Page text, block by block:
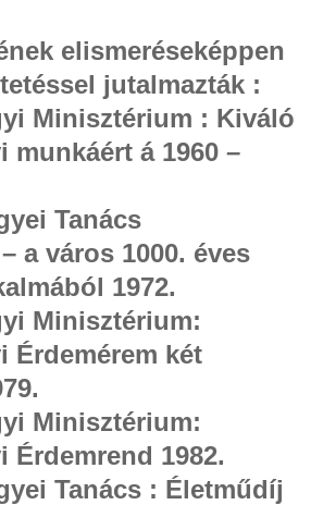
elismeréseképpen
jutalmazták :
Minisztérium : Kiváló
munkáért á 1960 –
Tanács
a város 1000. éves
1972.
Minisztérium:
Érdemérem két
Minisztérium:
Érdemrend 1982.
Tanács : Életműdíj